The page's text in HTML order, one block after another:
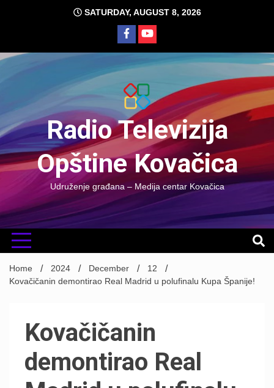
SATURDAY, AUGUST 8, 2026
Radio Televizija
Opštine Kovačica
Udruženje građana – Medija centar Kovačica
Home 2024 December
12
Kovačičanin demontirao Real Madrid u polufinalu Kupa Španije!
Kovačičanin
demontirao Real